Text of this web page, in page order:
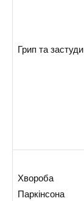
Грип та застуди
Хвороба
Паркінсона